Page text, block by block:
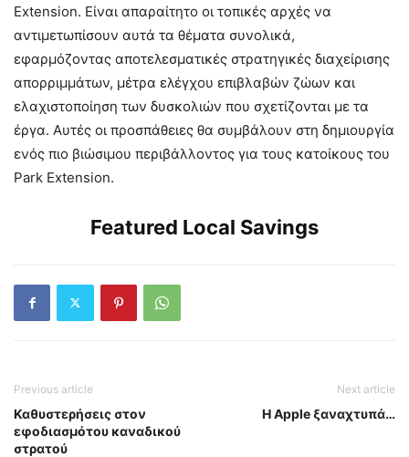
Extension. Είναι απαραίτητο οι τοπικές αρχές να
αντιμετωπίσουν αυτά τα θέματα συνολικά,
εφαρμόζοντας αποτελεσματικές στρατηγικές διαχείρισης
απορριμμάτων, μέτρα ελέγχου επιβλαβών ζώων και
ελαχιστοποίηση των δυσκολιών που σχετίζονται με τα
έργα. Αυτές οι προσπάθειες θα συμβάλουν στη δημιουργία
ενός πιο βιώσιμου περιβάλλοντος για τους κατοίκους του
Park Extension.
Featured Local Savings
Previous article
Καθυστερήσεις στον
εφοδιασμότου καναδικού
στρατού
Next article
Η Apple ξαναχτυπά…